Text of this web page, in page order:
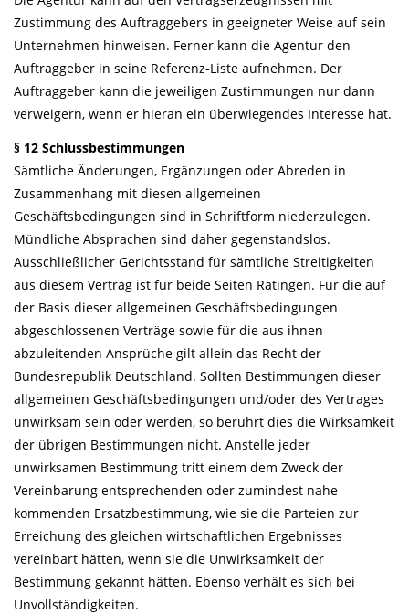
Zustimmung des Auftraggebers in geeigneter Weise auf sein
Unternehmen hinweisen. Ferner kann die Agentur den
Auftraggeber in seine Referenz-Liste aufnehmen. Der
Auftraggeber kann die jeweiligen Zustimmungen nur dann
verweigern, wenn er hieran ein überwiegendes Interesse hat.
§ 12 Schlussbestimmungen
Sämtliche Änderungen, Ergänzungen oder Abreden in
Zusammenhang mit diesen allgemeinen
Geschäftsbedingungen sind in Schriftform niederzulegen.
Mündliche Absprachen sind daher gegenstandslos.
Ausschließlicher Gerichtsstand für sämtliche Streitigkeiten
aus diesem Vertrag ist für beide Seiten Ratingen. Für die auf
der Basis dieser allgemeinen Geschäftsbedingungen
abgeschlossenen Verträge sowie für die aus ihnen
abzuleitenden Ansprüche gilt allein das Recht der
Bundesrepublik Deutschland. Sollten Bestimmungen dieser
allgemeinen Geschäftsbedingungen und/oder des Vertrages
unwirksam sein oder werden, so berührt dies die Wirksamkeit
der übrigen Bestimmungen nicht. Anstelle jeder
unwirksamen Bestimmung tritt einem dem Zweck der
Vereinbarung entsprechenden oder zumindest nahe
kommenden Ersatzbestimmung, wie sie die Parteien zur
Erreichung des gleichen wirtschaftlichen Ergebnisses
vereinbart hätten, wenn sie die Unwirksamkeit der
Bestimmung gekannt hätten. Ebenso verhält es sich bei
Unvollständigkeiten.